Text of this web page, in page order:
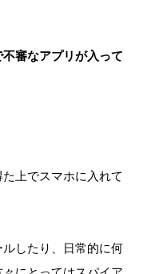
審なアプリが入って
上でスマホに入れて
したり、
日常的に何